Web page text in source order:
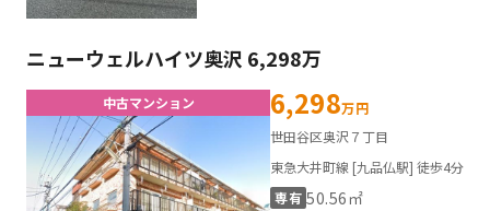
ニューウェルハイツ奥沢 6,298万
中古マンション 6,298万円
世田谷区奥沢７丁目
東急大井町線 [九品仏駅] 徒歩4分
専有 50.56㎡